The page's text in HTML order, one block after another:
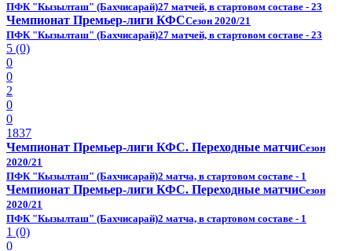
ПФК "Кызылташ" (Бахчисарай)27 матчей, в стартовом составе - 23
Чемпионат Премьер-лиги КФССезон 2020/21
ПФК "Кызылташ" (Бахчисарай)27 матчей, в стартовом составе - 23
5 (0)
0
0
2
0
0
1837
Чемпионат Премьер-лиги КФС. Переходные матчиСезон
2020/21
ПФК "Кызылташ" (Бахчисарай)2 матча, в стартовом составе - 1
Чемпионат Премьер-лиги КФС. Переходные матчиСезон
2020/21
ПФК "Кызылташ" (Бахчисарай)2 матча, в стартовом составе - 1
1 (0)
0